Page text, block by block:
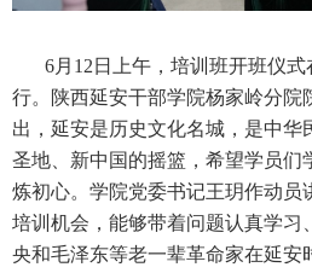
6月12日上午，培训班开班仪
行。陕西延安干部学院杨家岭分院
出，延安是历史文化名城，是中华
圣地、新中国的摇篮，希望学员们
炼初心。学院党委书记王玥作动员
培训机会，能够带着问题认真学习
央和毛泽东等老一辈革命家在延安